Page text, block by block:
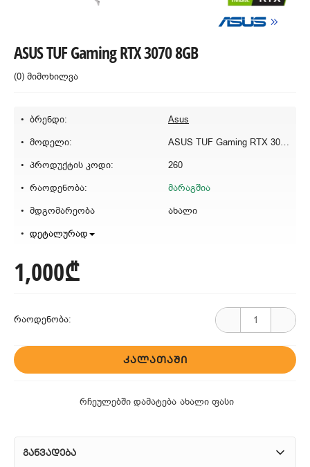
ASUS TUF Gaming RTX 3070 8GB
(0) მიმოხილვა
ბრენდი:
Asus
მოდელი:
ASUS TUF Gaming RTX 3070 8GB
პროდუქტის კოდი:
260
რაოდენობა:
მარაგშია
მდგომარეობა
ახალი
დეტალურად
1,000₾
რაოდენობა:
ᲙᲐᲚᲐᲗᲐᲨᲘ
რჩეულებში დამატება ახალი ფასი
განვადება